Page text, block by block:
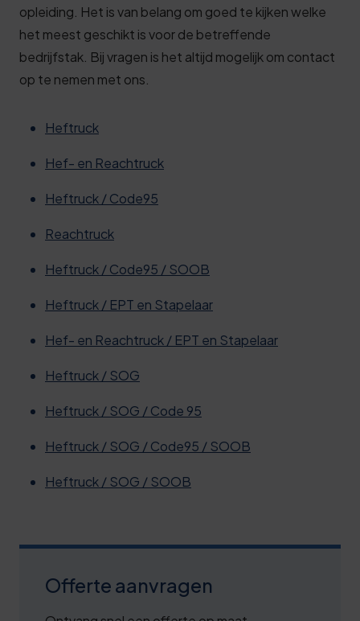
opleiding. Het is van belang om goed te kijken welke
het meest geschikt is voor de betreffende
bedrijfstak. Bij vragen is het altijd mogelijk om contact
op te nemen met ons.
Heftruck
Hef- en Reachtruck
Heftruck / Code95
Reachtruck
Heftruck / Code95 / SOOB
Heftruck / EPT en Stapelaar
Hef- en Reachtruck / EPT en Stapelaar
Heftruck / SOG
Heftruck / SOG / Code 95
Heftruck / SOG / Code95 / SOOB
Heftruck / SOG / SOOB
Offerte aanvragen